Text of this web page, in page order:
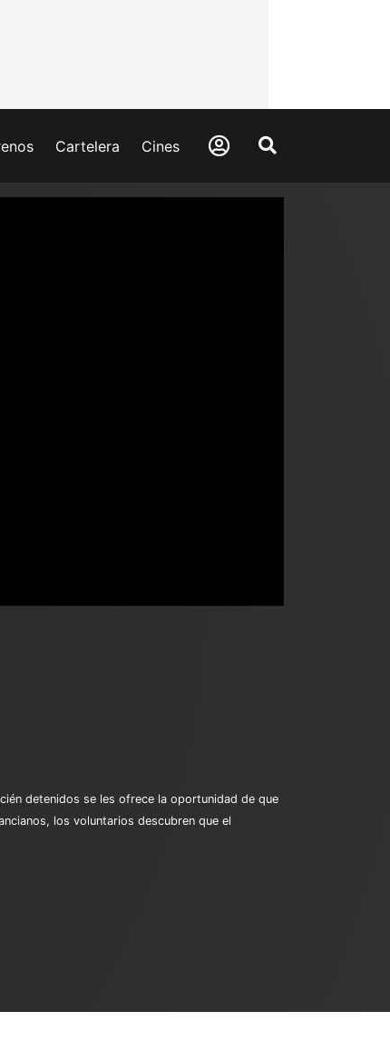
Cartelera Cines
detenidos se les ofrece la oportunidad de que
los voluntarios descubren que el